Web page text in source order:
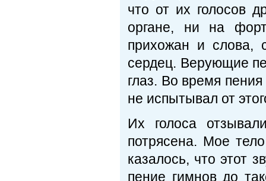
что от их голосов
органе, ни на
прихожан и слова,
сердец. Верующие
глаз. Во время
не испытывал от
Их голоса
потрясена. Мое
казалось, что этот
пение гимнов до